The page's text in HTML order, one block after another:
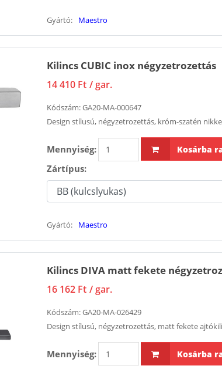
Gyártó: Maestro
Kilincs CUBIC inox négyzetrozettás
14 410 Ft / gar.
Kódszám:GA20-MA-000647
Design stílusú, négyzetrozettás, króm-szatén
Mennyiség: Kosárba
Zártípus:
Gyártó: Maestro
Kilincs DIVA matt fekete
16 162 Ft / gar.
Kódszám:GA20-MA-026429
Design stílusú, négyzetrozettás, matt fekete
Mennyiség: Kosárba